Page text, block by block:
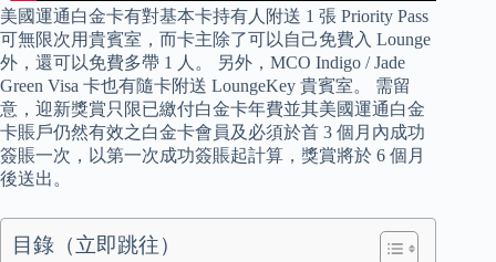
美國運通白金卡有對基本卡持有人附送 1 張 Priority Pass
可無限次用貴賓室，而卡主除了可以自己免費入 Lounge
外，還可以免費多帶 1 人。 另外，MCO Indigo / Jade
Green Visa 卡也有隨卡附送 LoungeKey 貴賓室。 需留
意，迎新獎賞只限已繳付白金卡年費並其美國運通白金
卡賬戶仍然有效之白金卡會員及必須於首 3 個月內成功
簽賬一次，以第一次成功簽賬起計算，獎賞將於 6 個月
後送出。
目錄（立即跳往）